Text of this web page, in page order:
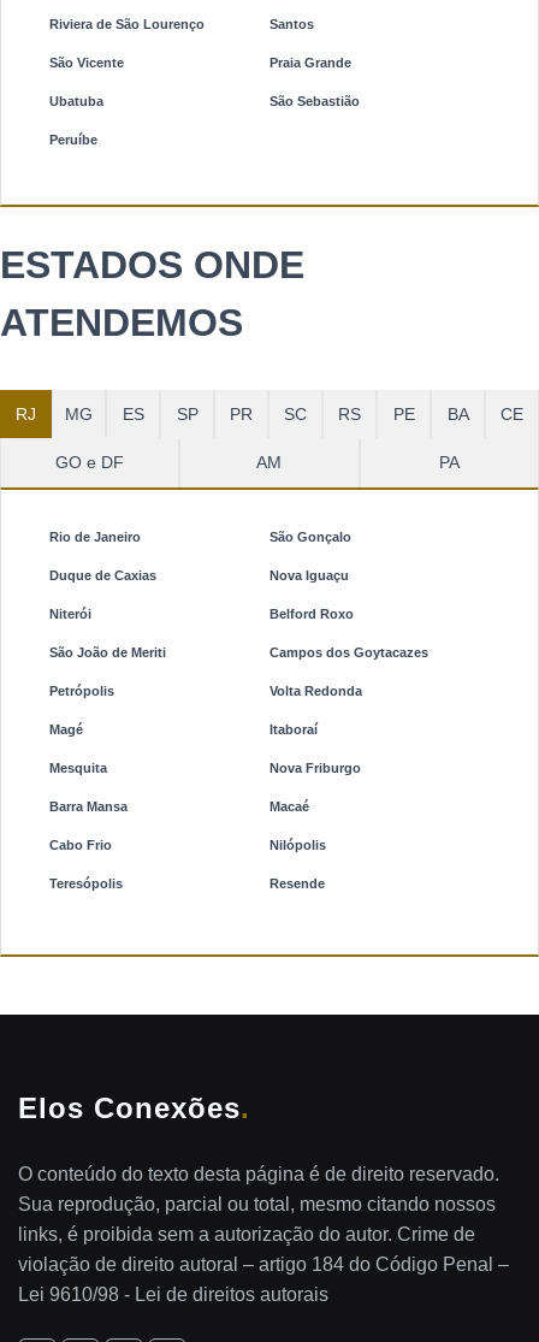
Riviera de São Lourenço Santos
São Vicente Praia Grande
Ubatuba São Sebastião
Peruíbe
ESTADOS ONDE
ATENDEMOS
RJ MG ES SP PR SC RS PE BA CE
GO e DF AM PA
Rio de Janeiro São Gonçalo
Duque de Caxias Nova Iguaçu
Niterói Belford Roxo
São João de Meriti Campos dos Goytacazes
Petrópolis Volta Redonda
Magé Itaboraí
Mesquita Nova Friburgo
Barra Mansa Macaé
Cabo Frio Nilópolis
Teresópolis Resende
Elos Conexões.
O conteúdo do texto desta página é de direito reservado.
Sua reprodução, parcial ou total, mesmo citando nossos
links, é proibida sem a autorização do autor. Crime de
violação de direito autoral – artigo 184 do Código Penal –
Lei 9610/98 - Lei de direitos autorais